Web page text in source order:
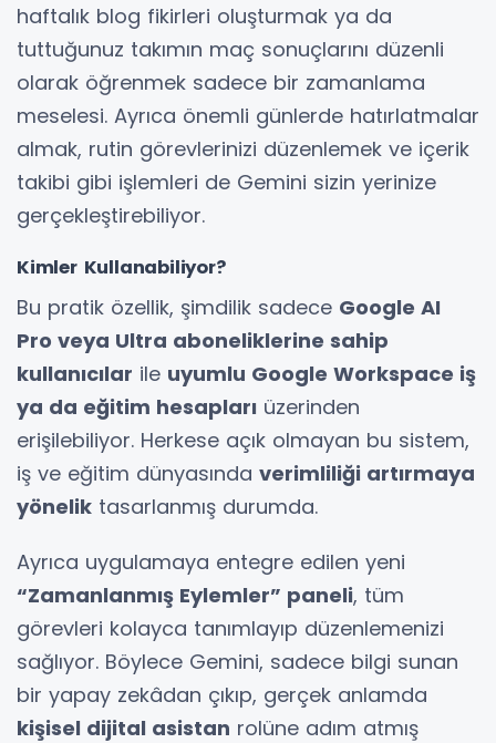
haftalık blog fikirleri oluşturmak ya da
tuttuğunuz takımın maç sonuçlarını düzenli
olarak öğrenmek sadece bir zamanlama
meselesi. Ayrıca önemli günlerde hatırlatmalar
almak, rutin görevlerinizi düzenlemek ve içerik
takibi gibi işlemleri de Gemini sizin yerinize
gerçekleştirebiliyor.
Kimler Kullanabiliyor?
Bu pratik özellik, şimdilik sadece Google AI
Pro veya Ultra aboneliklerine sahip
kullanıcılar ile uyumlu Google Workspace iş
ya da eğitim hesapları üzerinden
erişilebiliyor. Herkese açık olmayan bu sistem,
iş ve eğitim dünyasında verimliliği artırmaya
yönelik tasarlanmış durumda.
Ayrıca uygulamaya entegre edilen yeni
“Zamanlanmış Eylemler” paneli, tüm
görevleri kolayca tanımlayıp düzenlemenizi
sağlıyor. Böylece Gemini, sadece bilgi sunan
bir yapay zekâdan çıkıp, gerçek anlamda
kişisel dijital asistan rolüne adım atmış